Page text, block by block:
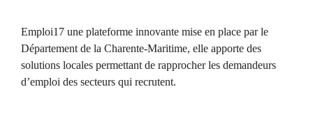
Emploi17 une plateforme innovante mise en place par le
Département de la Charente-Maritime, elle apporte des
solutions locales permettant de rapprocher les demandeurs
d’emploi des secteurs qui recrutent.